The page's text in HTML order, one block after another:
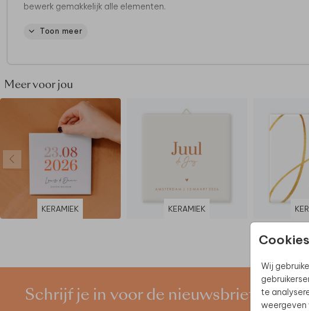
Cookies
Wij
te
weergeven
bewerk gemakkelijk alle elementen.
De mooiste posters, super uniek:
• Zonder foliedruk
Toon meer
Meer voor jou
KERAMIEK KERAMIEK
Schrijf je in voor de nieuwsbrief